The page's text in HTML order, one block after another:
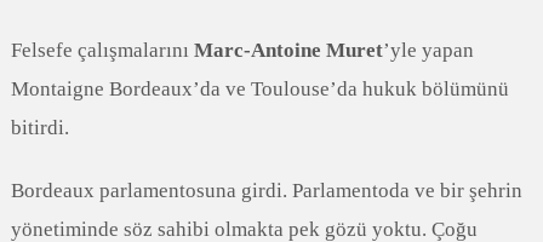
Felsefe çalışmalarını Marc-Antoine Muret’yle yapan
Montaigne Bordeaux’da ve Toulouse’da hukuk bölümünü
bitirdi.
Bordeaux parlamentosuna girdi. Parlamentoda ve bir şehrin
yönetiminde söz sahibi olmakta pek gözü yoktu. Çoğu